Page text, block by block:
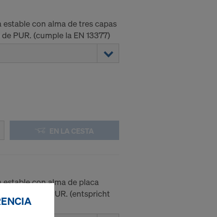
con alma de tres capas
PUR. (cumple la EN 13377)
EN LA CESTA
con alma de placa
extremo de PUR. (entspricht